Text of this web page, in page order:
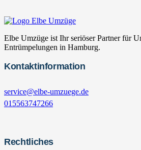
Elbe Umzüge ist Ihr seriöser Partner für
Entrümpelungen in Hamburg.
Kontaktinformation
service@elbe-umzuege.de
015563747266
Rechtliches